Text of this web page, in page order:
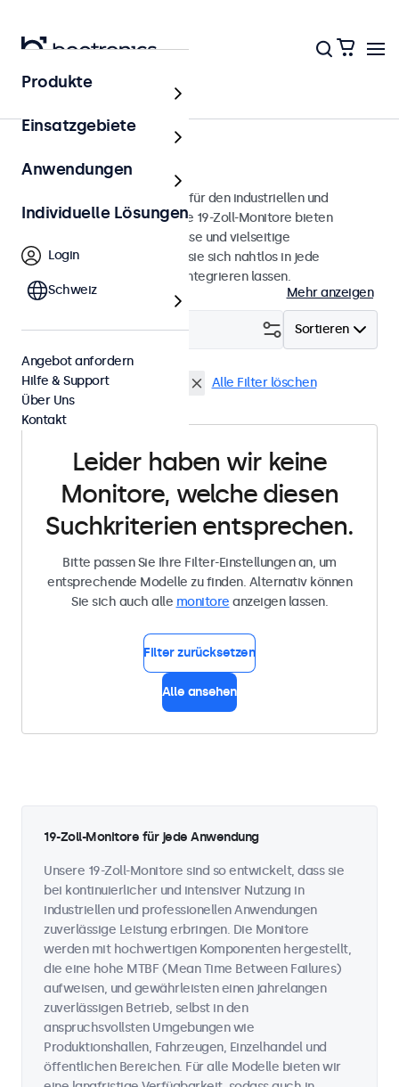
Monitore
19 Zoll Monitore
19-Zoll-Monitore, entwickelt für den industriellen und
professionellen Einsatz. Diese 19-Zoll-Monitore bieten
verschiedene Videoanschlüsse und vielseitige
Montageoptionen, wodurch sie sich nahtlos in jede
Anwendung und Umgebung integrieren lassen.
Mehr anzeigen
Sortieren
Filtern (0)
19 Zoll Monitore Alle Filter löschen
Leider haben wir keine
Monitore, welche diesen
Suchkriterien entsprechen.
Bitte passen Sie Ihre Filter-Einstellungen an, um
entsprechende Modelle zu finden. Alternativ können
Sie sich auch alle monitore anzeigen lassen.
Filter zurücksetzen
Alle ansehen
19-Zoll-Monitore für jede Anwendung
Unsere 19-Zoll-Monitore sind so entwickelt, dass sie
bei kontinuierlicher und intensiver Nutzung in
industriellen und professionellen Anwendungen
zuverlässige Leistung erbringen. Die Monitore
werden mit hochwertigen Komponenten hergestellt,
die eine hohe MTBF (Mean Time Between Failures)
aufweisen, und gewährleisten einen jahrelangen
zuverlässigen Betrieb, selbst in den
anspruchsvollsten Umgebungen wie
Produktionshallen, Fahrzeugen, Einzelhandel und
öffentlichen Bereichen. Für alle Modelle bieten wir
Produkte
Einsatzgebiete
Anwendungen
Individuelle Lösungen
Login
Schweiz
Angebot anfordern
Hilfe & Support
Über Uns
Kontakt